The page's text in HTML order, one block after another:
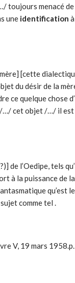
toujours menacé
une identification
[cette
du désir de la
ce quelque chose
/…/ cet objet /…/ il
de l’Oedipe, tels
à la puissance de
qu’est
comme tel .
V, 19 mars